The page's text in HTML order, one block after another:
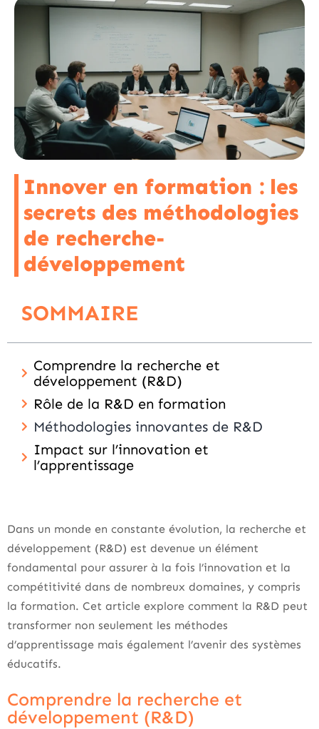
Innover en formation : les
secrets des méthodologies
de recherche-
développement
SOMMAIRE
Comprendre la recherche et
développement (R&D)
Rôle de la R&D en formation
Méthodologies innovantes de R&D
Impact sur l’innovation et
l’apprentissage
Dans un monde en constante évolution, la recherche et
développement (R&D) est devenue un élément
fondamental pour assurer à la fois l’innovation et la
compétitivité dans de nombreux domaines, y compris
la formation. Cet article explore comment la R&D peut
transformer non seulement les méthodes
d’apprentissage mais également l’avenir des systèmes
éducatifs.
Comprendre la recherche et
développement (R&D)